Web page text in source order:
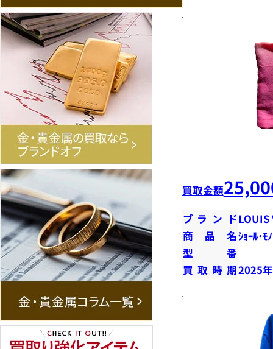
買取金額
ブランドLOUIS
商品名ｼｮｰﾙ･ﾓ
型番
買取時期2025